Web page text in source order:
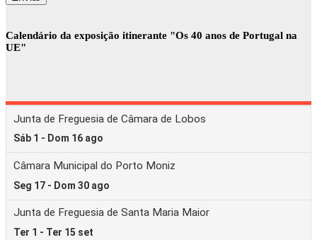
Calendário da exposição itinerante "Os 40 anos de Portugal na
UE"